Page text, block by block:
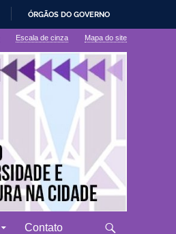
ÓRGÃOS DO GOVERNO
Escala de cinza Mapa do site
Contato